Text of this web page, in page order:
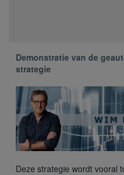
Demonstratie van de
strategie
Deze strategie wordt vooral